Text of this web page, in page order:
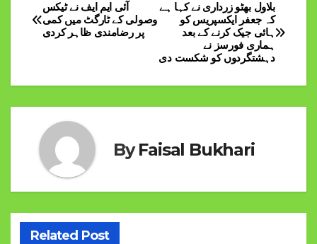
Post
navigation
بلاول بھٹو زرداری نے کہا ہے
کہ جعفر ایکسپریس کو
ہائی جیک کرنے کے بعد
ہماری فورسز نے
دہشتگردوں کو شکست دی
آئی ایم ایف نے ٹیکس
وصولی کے ٹارگٹ میں کمی
پر رضامندی ظاہر کردی
ByFaisal Bukhari
Related Post